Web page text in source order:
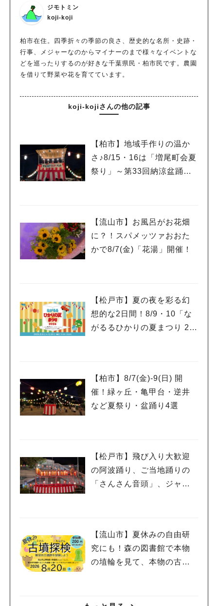
ジモトミン
koji-koji
柏市在住。四季折々の季節の良さ、歴史的な名所・史跡・
行事、メジャーなのからマイナーのまで様々なイベントな
どを巡ったりするのが好きな千葉県民・柏市民です。農園
を借りて野菜や花を育てています。
koji-kojiさんの他の記事
【柏市】地域手作りの温か
さ♪8/15・16は「増尾町会夏
祭り」～第33回納涼盆踊り
【流山市】お風呂がお花畑
に？！スパメッツァおおた
かで8/7(金)「花湯」開催！
【松戸市】夏の夜を彩る幻
想的な2日間！8/9・10「な
がるるひかりの夏まつり 20
【柏市】8/7(金)‐9(日) 開
催！緑ヶ丘・亀甲台・逆井
など夏祭り・盆踊り4選
【松戸市】飛び入り大歓迎
の阿波踊り、ご当地踊りの
「さんさん音頭」、ジャ
【流山市】夏休みの自由研
究にも！森の図書館で本物
の埴輪を見て、本物の古墳